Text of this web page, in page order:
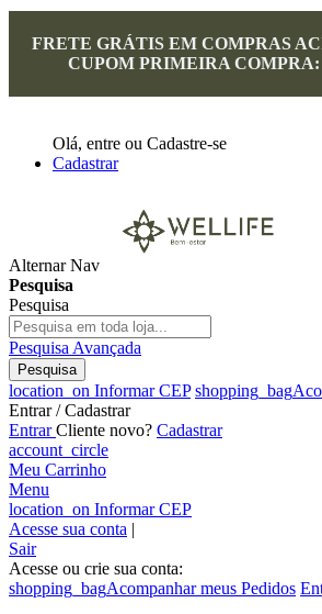
FRETE GRÁTIS EM COMPRAS
CUPOM PRIMEIRA
Olá, entre ou Cadastre-se
Cadastrar
Alternar Nav
Pesquisa
Pesquisa
Pesquisa Avançada
Pesquisa
location_on Informar CEP shopping_bag
Entrar / Cadastrar
EntrarCliente novo? Cadastrar
account_circle
Meu Carrinho
Menu
location_on Informar CEP
Acesse sua conta |
Sair
Acesse ou crie sua conta:
shopping_bagAcompanhar meus Pedidos